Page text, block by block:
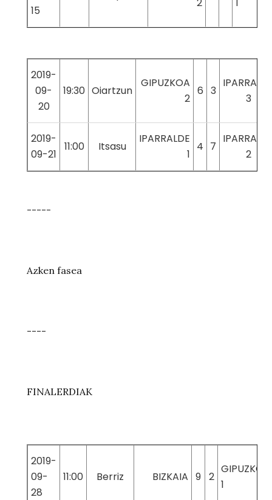
15
2019-
09-
20
19:30 Oiartzun
GIPUZKOA
2
6 3
3
2019-
09-21
11:00 Itsasu
IPARRALDE
1
4 7
2
-----
Azken fasea
----
FINALERDIAK
2019-
09-
28
11:00 Berriz BIZKAIA 9 2
GIPUZKOA
1